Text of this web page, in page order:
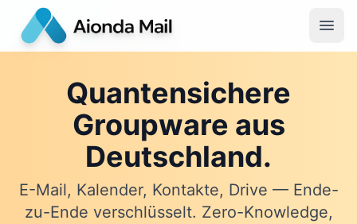
Quantensichere
Groupware aus
Deutschland.
E-Mail, Kalender, Kontakte, Drive — Ende-
zu-Ende verschlüsselt. Zero-Knowledge,